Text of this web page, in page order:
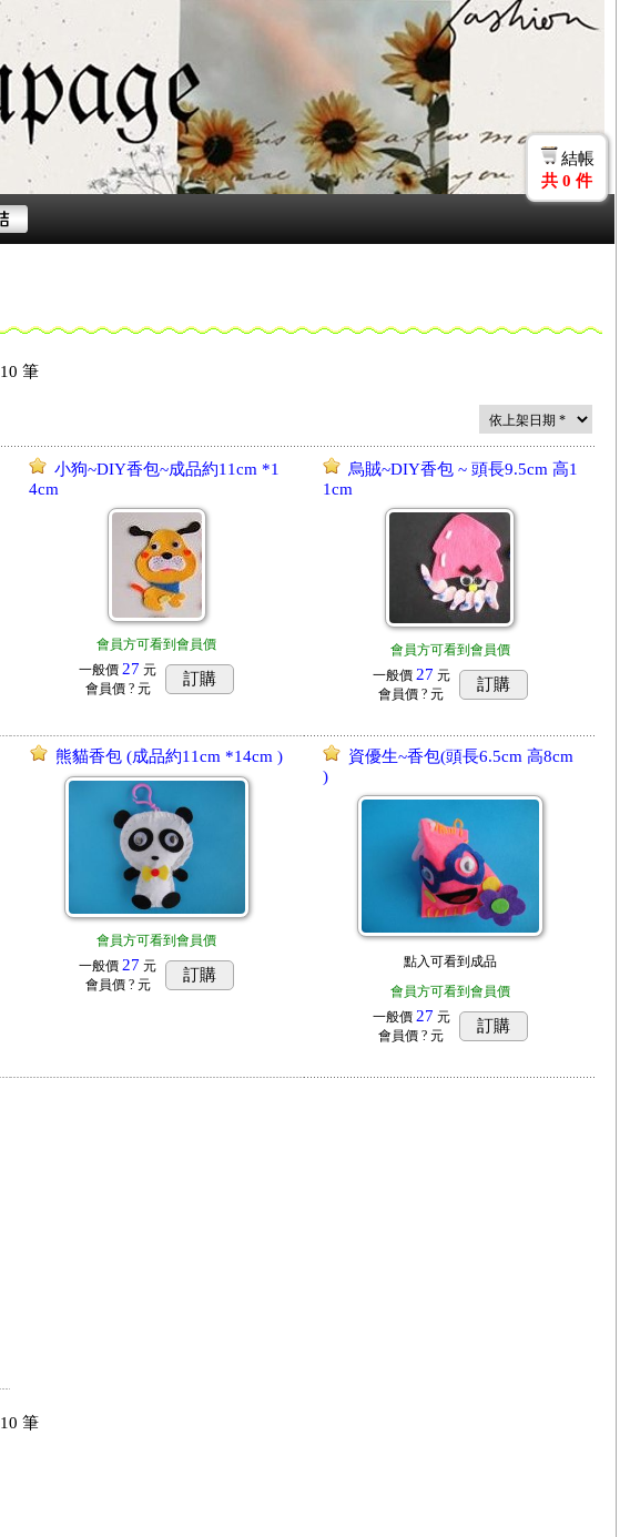
結帳
共 0 件
10筆
小狗~DIY香包~成品約11cm *1
4cm
會員方可看到會員價
一般價 27 元
會員價? 元
訂購
烏賊~DIY香包 ~ 頭長9.5cm 高1
1cm
會員方可看到會員價
一般價 27 元
會員價 ? 元
訂購
熊貓香包 (成品約11cm *14cm )
會員方可看到會員價
一般價 27 元
會員價? 元
訂購
資優生~香包(頭長6.5cm 高8cm
)
點入可看到成品
會員方可看到會員價
一般價 27 元
會員價 ? 元
訂購
10筆